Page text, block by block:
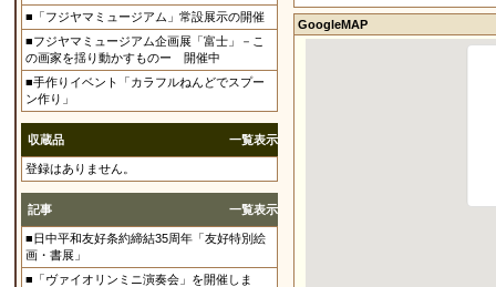
■「フジヤマミュージアム」常設展示の開催
■フジヤマミュージアム企画展「富士」－こ
の画家を揺り動かすものー 開催中
■手作りイベント「カラフルねんどでスプー
ン作り」
収蔵品 一覧表示
登録はありません。
記事 一覧表示
■日中平和友好条約締結35周年「友好特別絵
画・書展」
■「ヴァイオリンミニ演奏会」を開催しま
GoogleMAP